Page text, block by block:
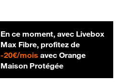
En ce moment, avec Livebox
Max Fibre, profitez de
-20€/mois20 € par mois
avec Orange
Maison Protégée